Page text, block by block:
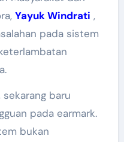
Yayuk Windrati ,
pada sistem
sekarang baru
pada earmark.
bukan